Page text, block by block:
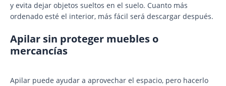
y evita dejar objetos sueltos en el suelo. Cuanto más
ordenado esté el interior, más fácil será descargar después.
Apilar sin proteger muebles o
mercancías
Apilar puede ayudar a aprovechar el espacio, pero hacerlo